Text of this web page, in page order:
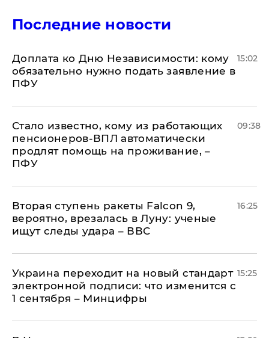
Последние новости
Доплата ко Дню Независимости: кому
обязательно нужно подать заявление в
ПФУ
15:02
Стало известно, кому из работающих
пенсионеров-ВПЛ автоматически
продлят помощь на проживание, –
ПФУ
09:38
Вторая ступень ракеты Falcon 9,
вероятно, врезалась в Луну: ученые
ищут следы удара – ВВС
16:25
Украина переходит на новый стандарт
электронной подписи: что изменится с
1 сентября – Минцифры
15:25